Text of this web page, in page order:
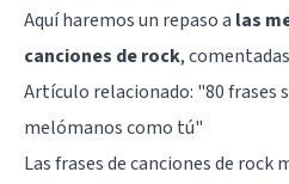
Aquí haremos un repaso a las
canciones de rock,
Artículo relacionado: "80 frases
melómanos como tú"
Las frases de canciones de rock